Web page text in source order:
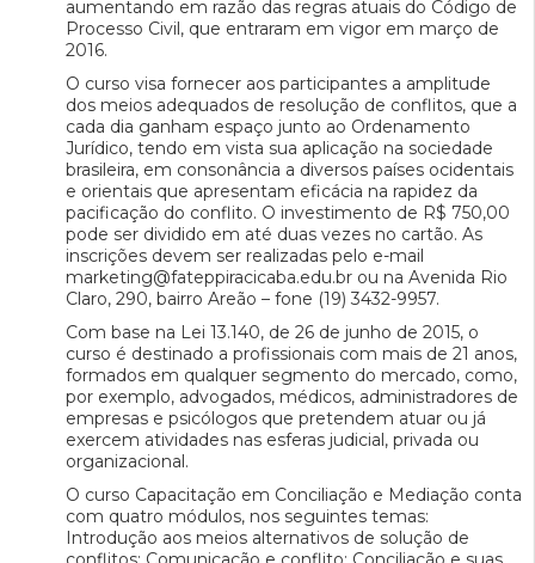
aumentando em razão das regras atuais do Código de
Processo Civil, que entraram em vigor em março de
2016.
O curso visa fornecer aos participantes a amplitude
dos meios adequados de resolução de conflitos, que a
cada dia ganham espaço junto ao Ordenamento
Jurídico, tendo em vista sua aplicação na sociedade
brasileira, em consonância a diversos países ocidentais
e orientais que apresentam eficácia na rapidez da
pacificação do conflito. O investimento de R$ 750,00
pode ser dividido em até duas vezes no cartão. As
inscrições devem ser realizadas pelo e-mail
marketing@fateppiracicaba.edu.br ou na Avenida Rio
Claro, 290, bairro Areão – fone (19) 3432-9957.
Com base na Lei 13.140, de 26 de junho de 2015, o
curso é destinado a profissionais com mais de 21 anos,
formados em qualquer segmento do mercado, como,
por exemplo, advogados, médicos, administradores de
empresas e psicólogos que pretendem atuar ou já
exercem atividades nas esferas judicial, privada ou
organizacional.
O curso Capacitação em Conciliação e Mediação conta
com quatro módulos, nos seguintes temas:
Introdução aos meios alternativos de solução de